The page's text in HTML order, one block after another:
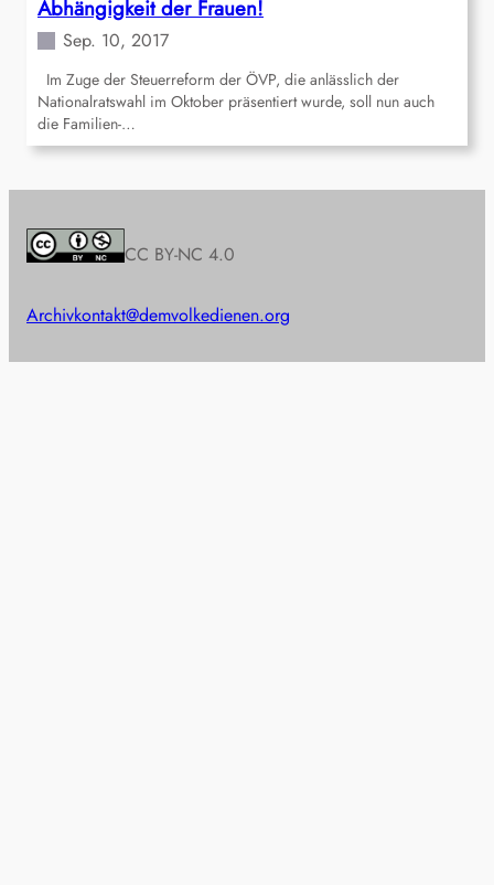
Abhängigkeit der Frauen!
Sep. 10, 2017
Im Zuge der Steuerreform der ÖVP, die anlässlich der
Nationalratswahl im Oktober präsentiert wurde, soll nun auch
die Familien-…
CC BY-NC 4.0
Archivkontakt@demvolkedienen.org